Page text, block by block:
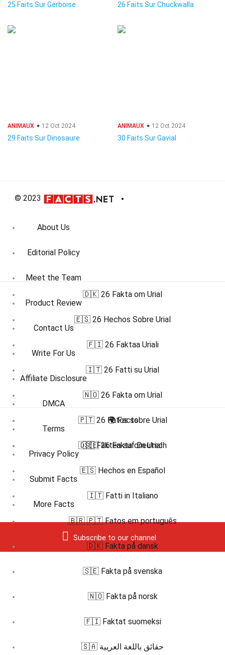
25 Faits Sur Gerboise 26 Faits Sur Chuckwalla
ANIMAUX 12 Oct 2024
29 Faits Sur Dinosaure
ANIMAUX 12 Oct 2024
30 Faits Sur Gavial
© 2023
About Us
Editorial Policy
Meet the Team
Product Review
Contact Us
Write For Us
Affiliate Disclosure
DMCA
Terms
Privacy Policy
Submit Facts
More Facts
Subscribe to our channel
🇩🇰 26 Fakta om Urial
🇪🇸 26 Hechos Sobre Urial
🇫🇮 26 Faktaa Uriali
🇮🇹 26 Fatti su Urial
🇳🇴 26 Fakta om Urial
🇵🇹 26 Fatos sobre Urial
🇸🇪 26 Fakta om Urial
🌍 Facts
🇩🇪 Fakten auf Deutsch
🇪🇸 Hechos en Español
🇮🇹 Fatti in Italiano
🇧🇷 🇵🇹 Fatos em português
🇩🇰 Fakta på dansk
🇸🇪 Fakta på svenska
🇳🇴 Fakta på norsk
🇫🇮 Faktat suomeksi
🇸🇦 حقائق باللغة العربية